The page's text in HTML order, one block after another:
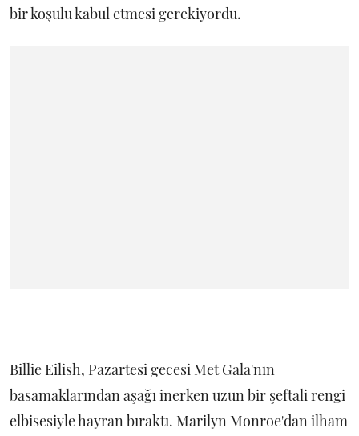
bir koşulu kabul etmesi gerekiyordu.
Billie Eilish, Pazartesi gecesi Met Gala'nın
basamaklarından aşağı inerken uzun bir şeftali rengi
elbisesiyle hayran bıraktı. Marilyn Monroe'dan ilham